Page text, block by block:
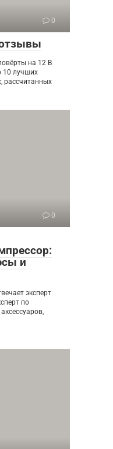
0
на 12 В
10 лучших
рассчитанных
0
и
эксперт
по